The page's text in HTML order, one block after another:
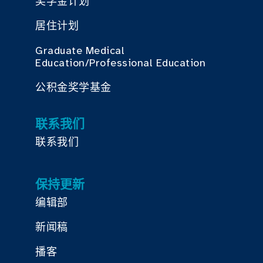
居住计划
Graduate Medical
Education/Professional Education
公积金奖学基金
联系我们
联系我们
保持更新
编辑部
新闻稿
播客